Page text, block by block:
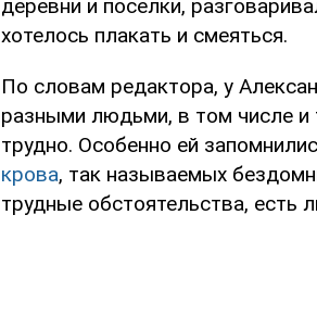
деревни и поселки,
хотелось плакать и смеяться.
По словам редактора, у
разными людьми, в том числе и
трудно. Особенно ей
крова, так называемых
трудные обстоятельства, есть